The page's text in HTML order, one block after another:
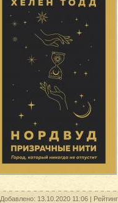
Добавлено: 13.10.2020 11:06 |